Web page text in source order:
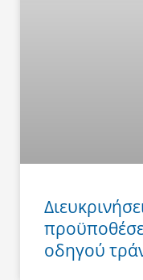
οδηγού